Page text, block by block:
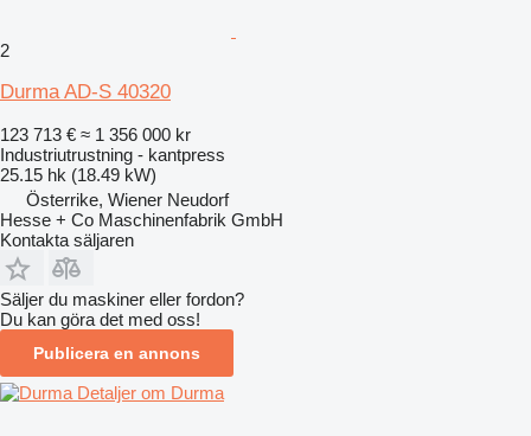
2
Durma AD-S 40320
123 713 € ≈ 1 356 000 kr
Industriutrustning - kantpress
25.15 hk (18.49 kW)
Österrike, Wiener Neudorf
Hesse + Co Maschinenfabrik GmbH
Kontakta säljaren
Säljer du maskiner eller fordon?
Du kan göra det med oss!
Publicera en annons
Detaljer om Durma